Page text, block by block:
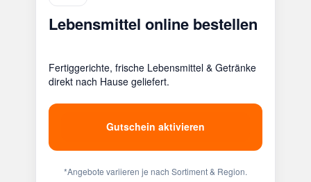
Lebensmittel online bestellen
Fertiggerichte, frische Lebensmittel & Getränke
direkt nach Hause geliefert.
Gutschein aktivieren
*Angebote variieren je nach Sortiment & Region.